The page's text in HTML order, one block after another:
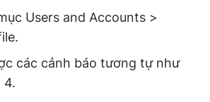
Users and Accounts >
các cảnh báo tương tự như
4.